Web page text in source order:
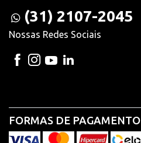
(31) 2107-2045
Nossas Redes Sociais
FORMAS DE PAGAMENTO